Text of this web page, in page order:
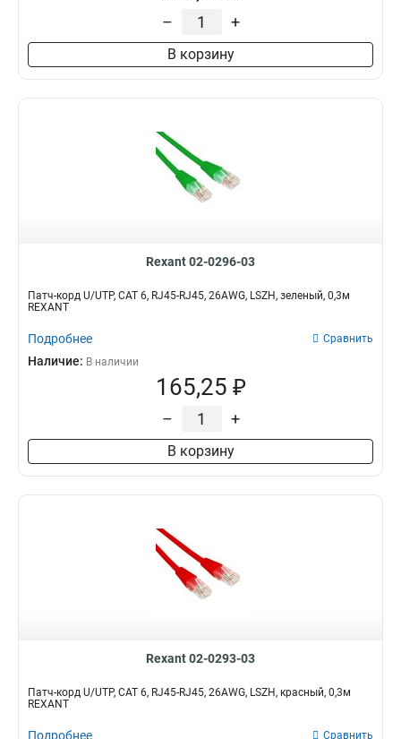
– +
В корзину
Rexant 02-0296-03
Патч-корд U/UTP, CAT 6, RJ45-RJ45, 26AWG, LSZH, зеленый, 0,3м
REXANT
Подробнее Сравнить
Наличие: В наличии
165,25 ₽
– +
В корзину
Rexant 02-0293-03
Патч-корд U/UTP, CAT 6, RJ45-RJ45, 26AWG, LSZH, красный, 0,3м
REXANT
Подробнее Сравнить